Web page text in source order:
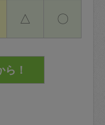
△ 〇